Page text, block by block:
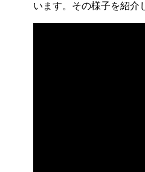
います。その様子を紹介